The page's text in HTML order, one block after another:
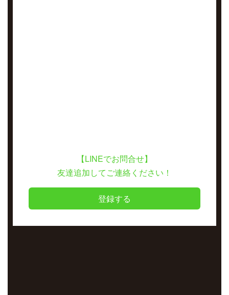
【LINEでお問合せ】
友達追加してご連絡ください！
登録する